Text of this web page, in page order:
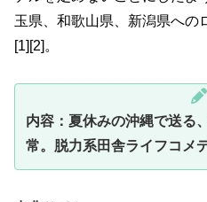
玉県、和歌山県、新潟県への
[1][2]。
内容：夏休みの沖縄で送る
常。脱力系田舎ライフコメ